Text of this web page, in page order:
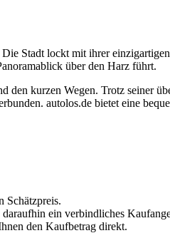
Stadt lockt mit ihrer
über den Harz führt.
kurzen Wegen. Trotz seiner
autolos.de bietet eine
Schätzpreis.
ein verbindliches
den Kaufbetrag direkt.